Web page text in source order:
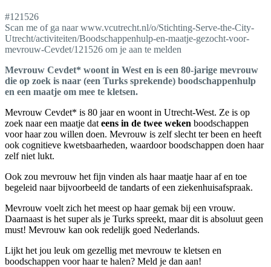
#121526
Scan me of ga naar www.vcutrecht.nl/o/Stichting-Serve-the-City-
Utrecht/activiteiten/Boodschappenhulp-en-maatje-gezocht-voor-
mevrouw-Cevdet/121526 om je aan te melden
Mevrouw Cevdet* woont in West en is een 80-jarige mevrouw
die op zoek is naar (een Turks sprekende) boodschappenhulp
en een maatje om mee te kletsen.
Mevrouw Cevdet* is 80 jaar en woont in Utrecht-West. Ze is op
zoek naar een maatje dat eens in de twee weken boodschappen
voor haar zou willen doen. Mevrouw is zelf slecht ter been en heeft
ook cognitieve kwetsbaarheden, waardoor boodschappen doen haar
zelf niet lukt.
Ook zou mevrouw het fijn vinden als haar maatje haar af en toe
begeleid naar bijvoorbeeld de tandarts of een ziekenhuisafspraak.
Mevrouw voelt zich het meest op haar gemak bij een vrouw.
Daarnaast is het super als je Turks spreekt, maar dit is absoluut geen
must! Mevrouw kan ook redelijk goed Nederlands.
Lijkt het jou leuk om gezellig met mevrouw te kletsen en
boodschappen voor haar te halen? Meld je dan aan!